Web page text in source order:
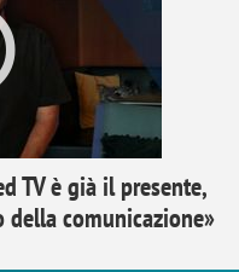
TV è già il presente,
comunicazione»